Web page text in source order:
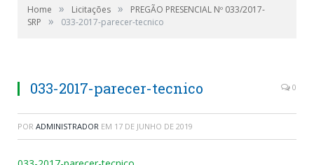
Home » Licitações »
PREGÃO PRESENCIAL Nº 033/2017-
SRP
» 033-2017-parecer-tecnico
033-2017-parecer-tecnico 0
POR ADMINISTRADOR EM 17 DE JUNHO DE 2019